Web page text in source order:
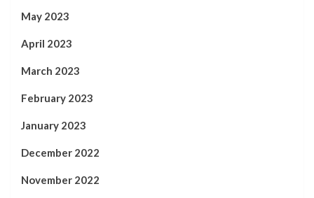
May 2023
April 2023
March 2023
February 2023
January 2023
December 2022
November 2022